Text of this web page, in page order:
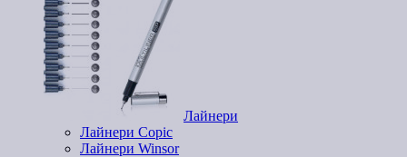
Лайнери
Лайнери Copic
Лайнери Winsor